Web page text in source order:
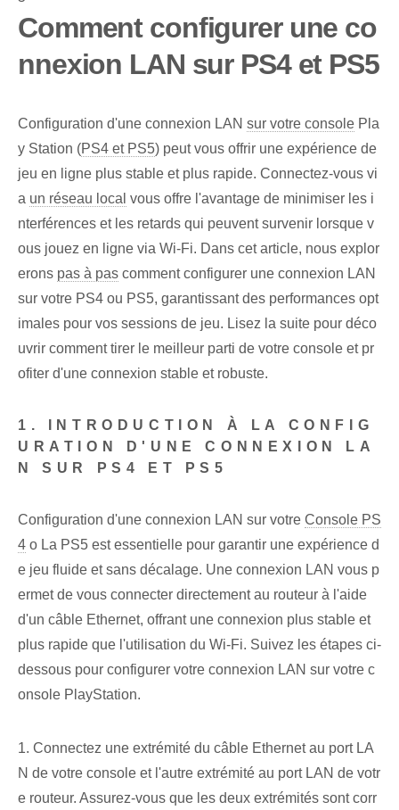
Comment configurer une co
nnexion LAN sur PS4 et PS5
Configuration d'une connexion LAN sur votre console Pla
y Station (PS4 et PS5) peut vous offrir une expérience de
jeu en ligne plus stable et plus rapide. Connectez-vous vi
a un réseau local vous offre l'avantage de minimiser les i
nterférences et les retards qui peuvent survenir lorsque v
ous jouez en ligne via Wi-Fi. Dans cet article, nous explor
erons pas à pas comment configurer une connexion LAN
sur votre PS4 ou PS5, garantissant des performances opt
imales pour vos sessions de jeu. Lisez la suite pour déco
uvrir comment tirer le meilleur parti de votre console et pr
ofiter d'une connexion stable et robuste.
1. INTRODUCTION À LA CONFIG
URATION D'UNE CONNEXION LA
N SUR PS4 ET PS5
Configuration d'une connexion LAN sur votre Console PS
4 o La PS5 est essentielle pour garantir une expérience d
e jeu fluide et sans décalage. Une connexion LAN vous p
ermet de vous connecter directement au routeur à l'aide
d'un câble Ethernet, offrant une connexion plus stable et
plus rapide que l'utilisation du Wi-Fi. Suivez les étapes ci-
dessous pour configurer votre connexion LAN sur votre c
onsole PlayStation.
1. Connectez une extrémité du câble Ethernet au port LA
N de votre console et l'autre extrémité au port LAN de votr
e routeur. Assurez-vous que les deux extrémités sont corr